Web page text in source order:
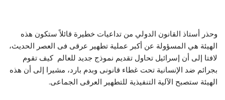
وحذر أستاذ القانون الدولي من تداعيات خطيرة قائلاً ستكون هذه
الهيئة هي المسؤولة عن أكبر عملية تطهير عرقى فى العصر الحديث،
لافتا إلى أن إسرائيل تحاول تقديم نموذج جديد للعالم كيف تقوم
بجرائم ضد الإنسانية تحت غطاء قانونى وبدم بارد، مشيرا إلى أن هذه
الهيئة ستصبح الآلية التنفيذية للتطهير العرقى الجماعى.